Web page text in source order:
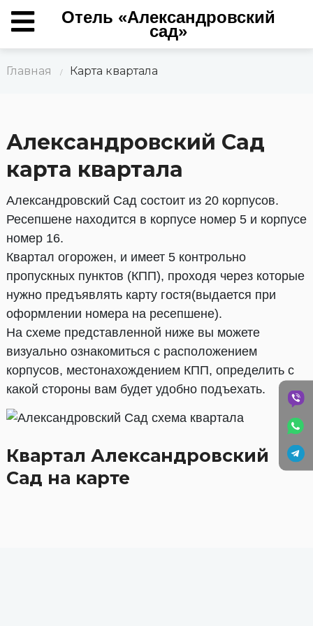
Отель «Александровский
сад»
Главная / Карта квартала
Александровский Сад
карта квартала
Александровский Сад состоит из 20 корпусов.
Ресепшене находится в корпусе номер 5 и корпусе
номер 16.
Квартал огорожен, и имеет 5 контрольно
пропускных пунктов (КПП), проходя через которые
нужно предъявлять карту гостя(выдается при
оформлении номера на ресепшене).
На схеме представленной ниже вы можете
визуально ознакомиться с расположением
корпусов, местонахождением КПП, определить с
какой стороны вам будет удобно подъехать.
Квартал Александровский
Сад на карте